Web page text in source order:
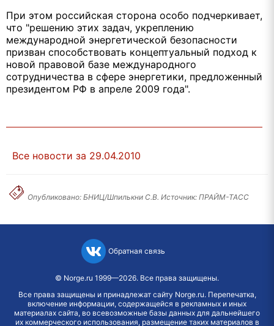
При этом российская сторона особо подчеркивает,
что "решению этих задач, укреплению
международной энергетической безопасности
призван способствовать концептуальный подход к
новой правовой базе международного
сотрудничества в сфере энергетики, предложенный
президентом РФ в апреле 2009 года".
Все новости за 29.04.2010
Опубликовано: БНИЦ/Шпилькни С.В. Источник: ПРАЙМ-ТАСС
Обратная связь
© Norge.ru 1999—2026. Все права защищены.
Все права защищены и принадлежат сайту Norge.ru. Перепечатка,
включение информации, содержащейся в рекламных и иных
материалах сайта, во всевозможные базы данных для дальнейшего
их коммерческого использования, размещение таких материалов в